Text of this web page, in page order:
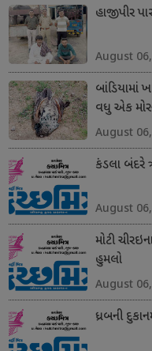
હાજીપીર
August
બાંડિયામાં
વધુ એક
August
કંડલા બંદરે
August
મોટી
હુમલો
August
ધ્રબની